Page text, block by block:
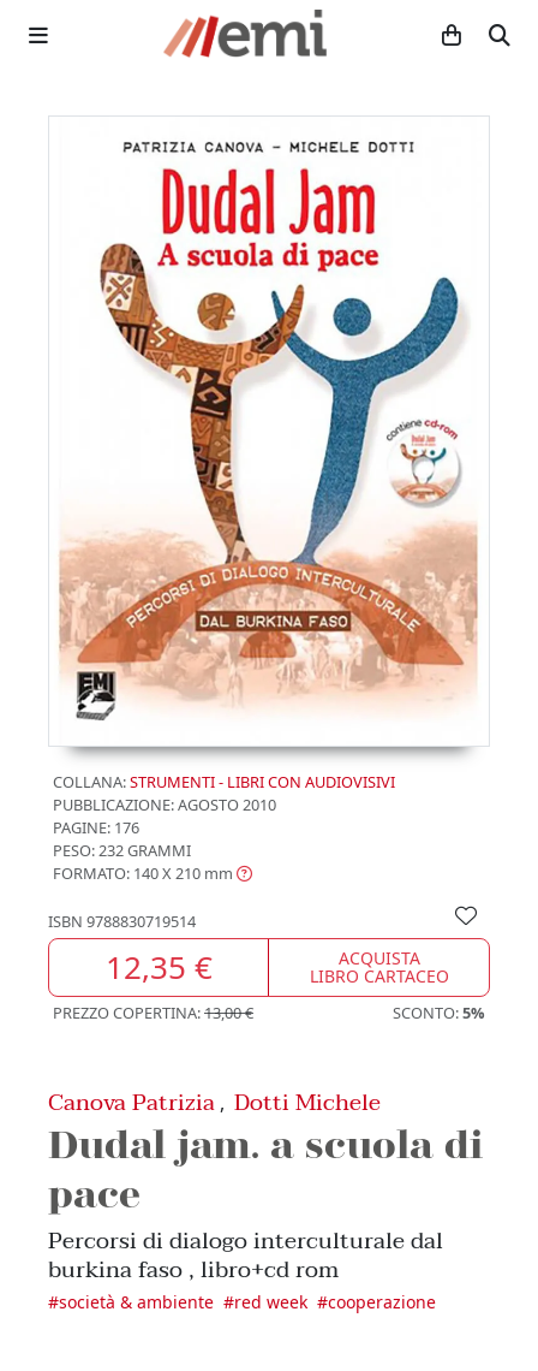
COLLANA:STRUMENTI - LIBRI CON AUDIOVISIVI
PUBBLICAZIONE:AGOSTO 2010
PAGINE: 176
PESO: 232 GRAMMI
FORMATO: 140 X 210 mm
ISBN 9788830719514
12,35 € ACQUISTA
LIBRO CARTACEO
PREZZO COPERTINA:13,00 € SCONTO:5%
Canova Patrizia , Dotti Michele
Dudal jam. a scuola di
pace
Percorsi di dialogo interculturale dal
burkina faso , libro+cd rom
#società & ambiente #red week #cooperazione